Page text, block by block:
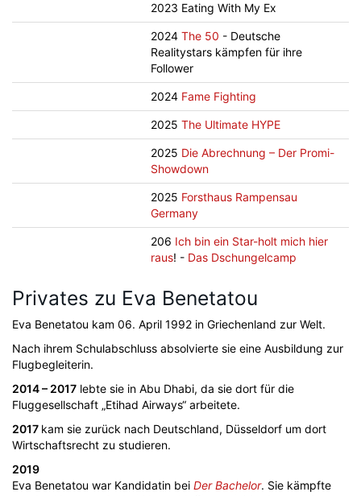
2023 Eating With My Ex
2024 The 50 - Deutsche
Realitystars kämpfen für ihre
Follower
2024 Fame Fighting
2025 The Ultimate HYPE
2025 Die Abrechnung – Der Promi-
Showdown
2025 Forsthaus Rampensau
Germany
206 Ich bin ein Star-holt mich hier
raus! - Das Dschungelcamp
Privates zu Eva Benetatou
Eva Benetatou kam 06. April 1992 in Griechenland zur Welt.
Nach ihrem Schulabschluss absolvierte sie eine Ausbildung zur
Flugbegleiterin.
2014 – 2017 lebte sie in Abu Dhabi, da sie dort für die
Fluggesellschaft „Etihad Airways“ arbeitete.
2017 kam sie zurück nach Deutschland, Düsseldorf um dort
Wirtschaftsrecht zu studieren.
2019
Eva Benetatou war Kandidatin bei Der Bachelor. Sie kämpfte